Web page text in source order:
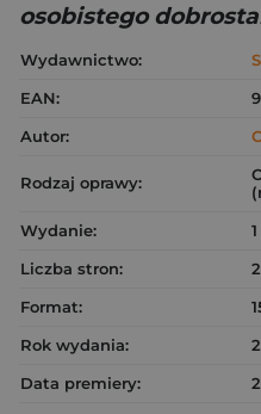
osobistego
Wydawnictwo:
EAN:
Autor:
Rodzaj oprawy:
Wydanie:
1
Liczba stron:
Format:
Rok wydania:
Data premiery: